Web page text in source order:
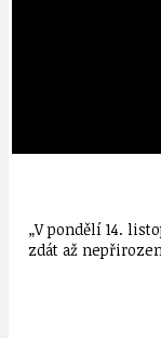
„V pondělí 14.
zdát až